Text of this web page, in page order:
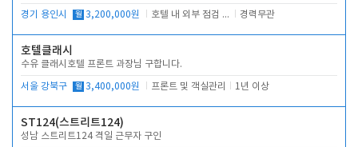
경기 용인시 월 3,200,000원 호텔 내 외부 점검 및 프런트 운영 경력무관
호텔클래시
수유 클래시호텔 프론트 과장님 구합니다.
서울 강북구 월 3,400,000원 프론트 및 객실관리 1년 이상
ST124(스트리트124)
성남 스트리트124 격일 근무자 구인